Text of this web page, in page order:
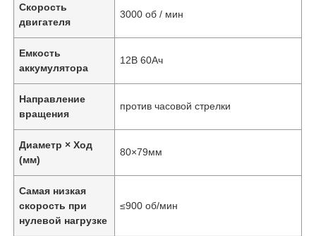
Скорость
двигателя
3000 об / мин
Емкость
аккумулятора
12В 60Ач
Направление
вращения
против часовой стрелки
Диаметр × Ход
(мм)
80×79мм
Самая низкая
скорость при
нулевой нагрузке
≤900 об/мин